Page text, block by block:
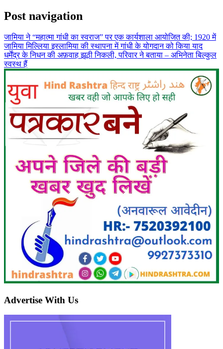
Post navigation
जामिया ने “महात्मा गांधी का स्वराज” पर एक कार्यशाला आयोजित की; 1920 में
जामिया मिल्लिया इस्लामिया की स्थापना में गांधी के योगदान को किया याद
धर्मेंद्र के निधन की अफ़वाह झूठी निकली, परिवार ने बताया – अभिनेता बिल्कुल
स्वस्थ हैं
Advertise With Us